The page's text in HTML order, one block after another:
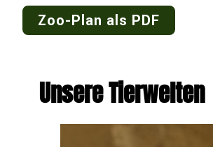
Zoo-Plan als PDF
Unsere Tierwelten